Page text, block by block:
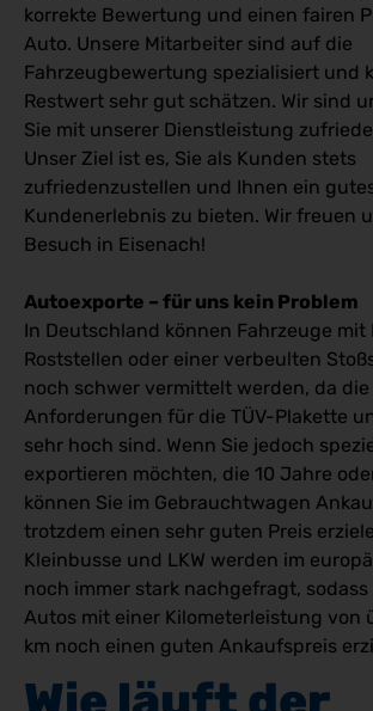
korrekte Bewertung und einen fairen
Auto. Unsere Mitarbeiter sind auf die
Fahrzeugbewertung spezialisiert und
Restwert sehr gut schätzen. Wir sind
Sie mit unserer Dienstleistung
Unser Ziel ist es, Sie als Kunden stets
zufriedenzustellen und Ihnen ein
Kundenerlebnis zu bieten. Wir freuen
Besuch in Eisenach!
Autoexporte – für uns kein Problem
In Deutschland können Fahrzeuge mit
Roststellen oder einer verbeulten
noch schwer vermittelt werden, da
Anforderungen für die TÜV-Plakette
sehr hoch sind. Wenn Sie jedoch
exportieren möchten, die 10 Jahre
können Sie im Gebrauchtwagen
trotzdem einen sehr guten Preis
Kleinbusse und LKW werden im
noch immer stark nachgefragt,
Autos mit einer Kilometerleistung von
km noch einen guten Ankaufspreis